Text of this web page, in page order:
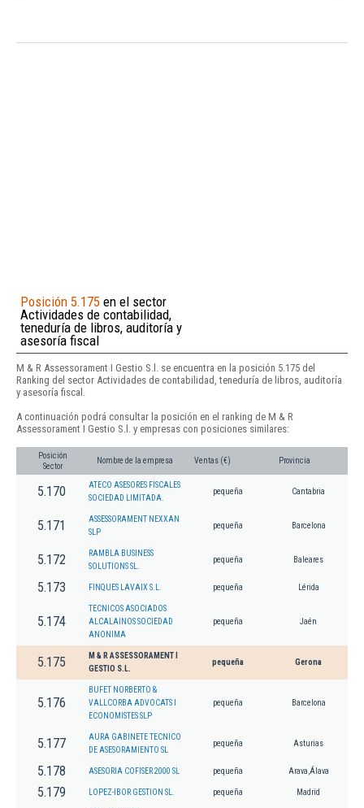
Posición 5.175 en el sector
Actividades de contabilidad,
teneduría de libros, auditoría y
asesoría fiscal
M & R Assessorament I Gestio S.l. se encuentra en la posición 5.175 del
Ranking del sector Actividades de contabilidad, teneduría de libros, auditoría
y asesoría fiscal.
A continuación podrá consultar la posición en el ranking de M & R
Assessorament I Gestio S.l. y empresas con posiciones similares:
Posición
Sector
Nombre de la empresa Ventas (€) Provincia
5.170
ATECO ASESORES FISCALES
SOCIEDAD LIMITADA.
pequeña Cantabria
5.171
ASSESSORAMENT NEXXAN
SLP
pequeña Barcelona
5.172
RAMBLA BUSINESS
SOLUTIONS SL.
pequeña Baleares
5.173 FINQUES LAVAIX S.L. pequeña Lérida
5.174
TECNICOS ASOCIADOS
ALCALAINOS SOCIEDAD
ANONIMA
pequeña Jaén
5.175
M & R ASSESSORAMENT I
GESTIO S.L.
pequeña Gerona
5.176
BUFET NORBERTO &
VALLCORBA ADVOCATS I
ECONOMISTES SLP
pequeña Barcelona
5.177
AURA GABINETE TECNICO
DE ASESORAMIENTO SL
pequeña Asturias
5.178 ASESORIA COFISER 2000 SL pequeña Arava,Álava
5.179 LOPEZ-IBOR GESTION SL. pequeña Madrid